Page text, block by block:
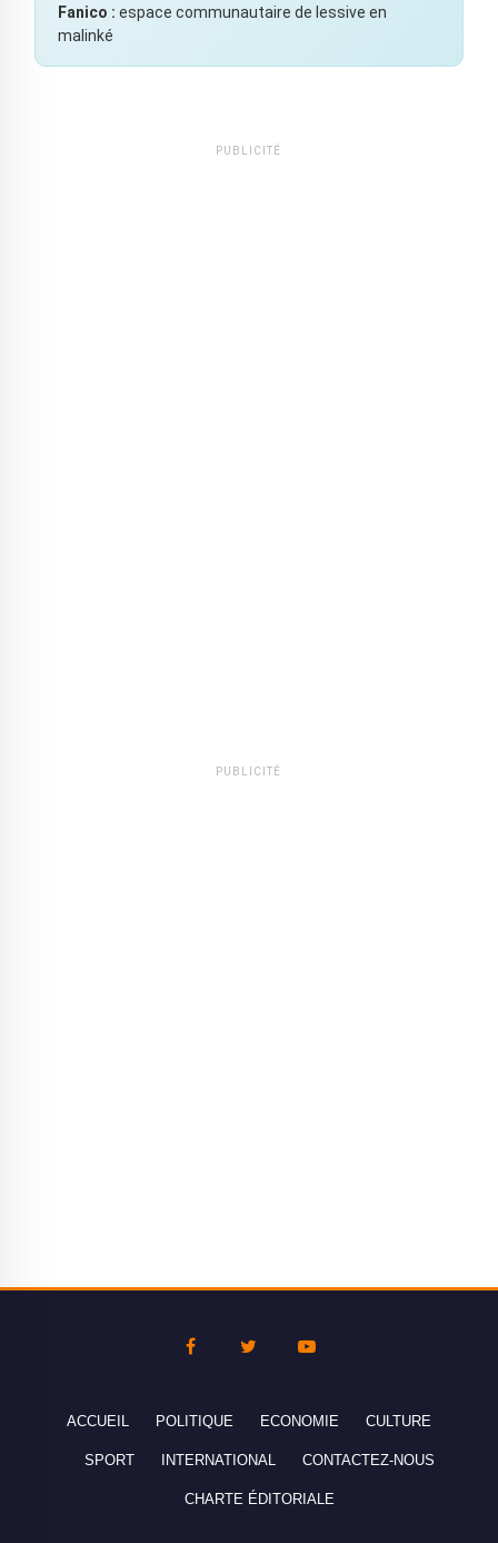
Fanico : espace communautaire de lessive en
malinké
PUBLICITÉ
PUBLICITÉ
ACCUEIL POLITIQUE ECONOMIE CULTURE
SPORT INTERNATIONAL CONTACTEZ-NOUS
CHARTE ÉDITORIALE